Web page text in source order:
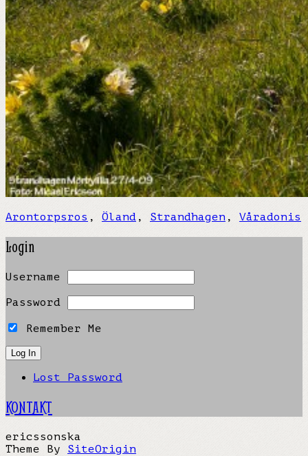
Arontorpsros , Öland , Strandhagen , Våradonis
Login
Username
Password
Remember Me
Lost Password
KONTAKT
ericssonska
Theme By SiteOrigin